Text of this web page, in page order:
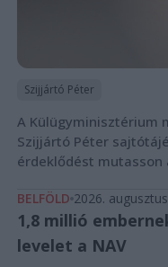
Szijjártó Péter
A Külügyminisztérium
Szijjártó Péter
érdeklődést mutasson
BELFÖLD 2026.
1,8 millió
levelet a NAV